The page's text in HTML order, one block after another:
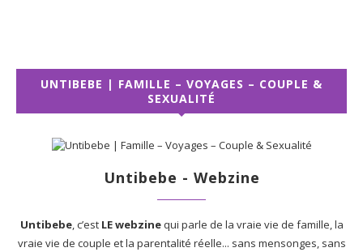
UNTIBEBE | FAMILLE – VOYAGES – COUPLE &
SEXUALITÉ
Untibebe - Webzine
Untibebe, c’est LE webzinequi parle de la vraie vie de famille, la
vraie vie de couple et la parentalité réelle... sans mensonges, sans